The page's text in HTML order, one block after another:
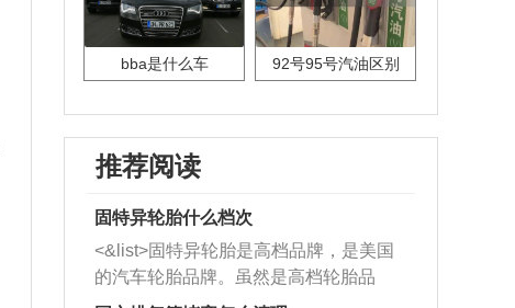
bba是什么车 92号95号汽油区别
推荐阅读
固特异轮胎什么档次
<&list>固特异轮胎是高档品牌，是美国
的汽车轮胎品牌。虽然是高档轮胎品
牌，但是中高低端的轮胎都有生产，这